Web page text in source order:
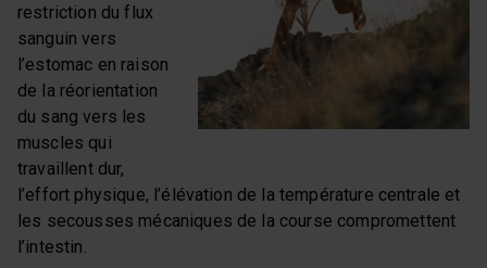
restriction du flux
sanguin vers
l’estomac en raison
de la réorientation
du sang vers les
muscles qui
travaillent dur,
l’effort physique, l’élévation de la température centrale et
les secousses mécaniques de la course compromettent
l’intestin.